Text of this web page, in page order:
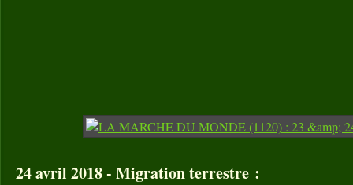
24 avril 2018 - Migration terrestre :